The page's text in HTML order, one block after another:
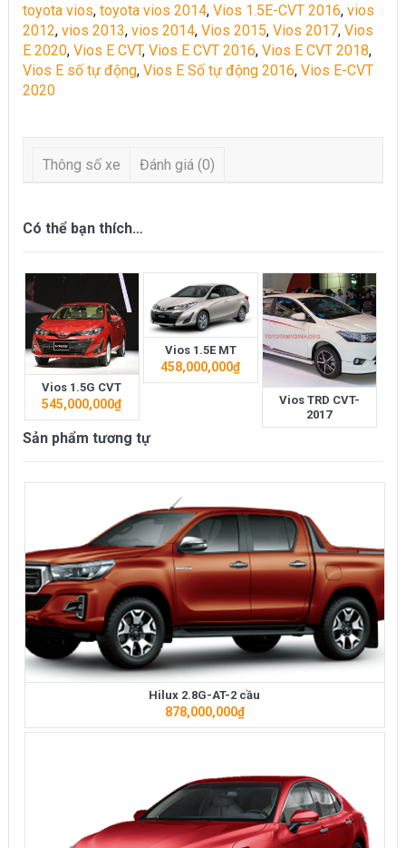
toyota vios, toyota vios 2014, Vios 1.5E-CVT 2016, vios
2012, vios 2013, vios 2014, Vios 2015, Vios 2017, Vios
E 2020, Vios E CVT, Vios E CVT 2016, Vios E CVT 2018,
Vios E số tự động, Vios E Số tự động 2016, Vios E-CVT
2020
Thông số xe Đánh giá (0)
Có thể bạn thích…
Vios 1.5G CVT
545,000,000₫
Vios 1.5E MT
458,000,000₫
Vios TRD CVT-
2017
Sản phẩm tương tự
Hilux 2.8G-AT-2 cầu
878,000,000₫